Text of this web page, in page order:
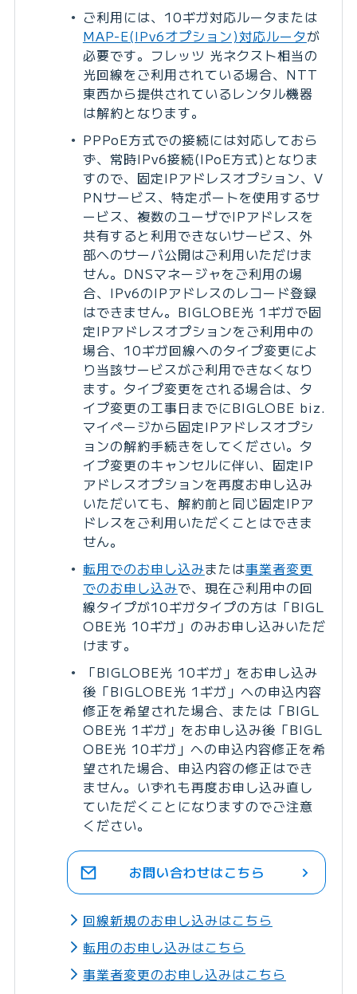
ご利用には、10ギガ対応ルータまたは
MAP-E(IPv6オプション)対応ルータが
必要です。フレッツ 光ネクスト相当の
光回線をご利用されている場合、NTT
東西から提供されているレンタル機器
は解約となります。
PPPoE方式での接続には対応しておら
ず、常時IPv6接続(IPoE方式)となりま
すので、固定IPアドレスオプション、V
PNサービス、特定ポートを使用するサ
ービス、複数のユーザでIPアドレスを
共有すると利用できないサービス、外
部へのサーバ公開はご利用いただけま
せん。DNSマネージャをご利用の場
合、IPv6のIPアドレスのレコード登録
はできません。BIGLOBE光 1ギガで固
定IPアドレスオプションをご利用中の
場合、10ギガ回線へのタイプ変更によ
り当該サービスがご利用できなくなり
ます。タイプ変更をされる場合は、タ
イプ変更の工事日までにBIGLOBE biz.
マイページから固定IPアドレスオプシ
ョンの解約手続きをしてください。タ
イプ変更のキャンセルに伴い、固定IP
アドレスオプションを再度お申し込み
いただいても、解約前と同じ固定IPア
ドレスをご利用いただくことはできま
せん。
転用でのお申し込みまたは事業者変更
でのお申し込みで、現在ご利用中の回
線タイプが10ギガタイプの方は「BIGL
OBE光 10ギガ」のみお申し込みいただ
けます。
「BIGLOBE光 10ギガ」をお申し込み
後「BIGLOBE光 1ギガ」への申込内容
修正を希望された場合、または「BIGL
OBE光 1ギガ」をお申し込み後「BIGL
OBE光 10ギガ」への申込内容修正を希
望された場合、申込内容の修正はでき
ません。いずれも再度お申し込み直し
ていただくことになりますのでご注意
ください。
お問い合わせはこちら
回線新規のお申し込みはこちら
転用のお申し込みはこちら
事業者変更のお申し込みはこちら